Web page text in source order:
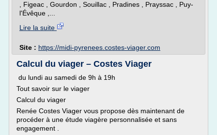
, Figeac , Gourdon , Souillac , Pradines , Prayssac , Puy-
l'Évêque ,...
Lire la suite
Site : https://midi-pyrenees.costes-viager.com
Calcul du viager – Costes Viager
du lundi au samedi de 9h à 19h
Tout savoir sur le viager
Calcul du viager
Renée Costes Viager vous propose dès maintenant de
procéder à une étude viagère personnalisée et sans
engagement .